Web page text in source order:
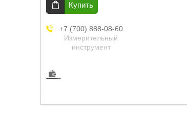
Купить
+7 (700) 888-08-60
Измерительный
инструмент